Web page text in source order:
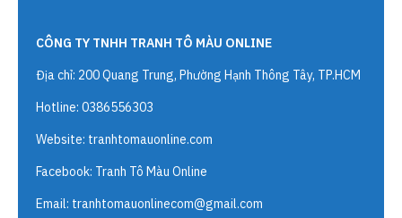
CÔNG TY TNHH TRANH TÔ MÀU ONLINE
Địa chỉ: 200 Quang Trung, Phường Hạnh Thông Tây, TP.HCM
Hotline: 0386556303
Website: tranhtomauonline.com
Facebook: Tranh Tô Màu Online
Email: tranhtomauonlinecom@gmail.com